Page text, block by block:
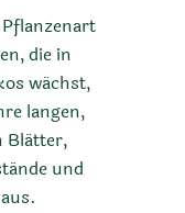
die in
wächst,
langen,
Blätter,
und